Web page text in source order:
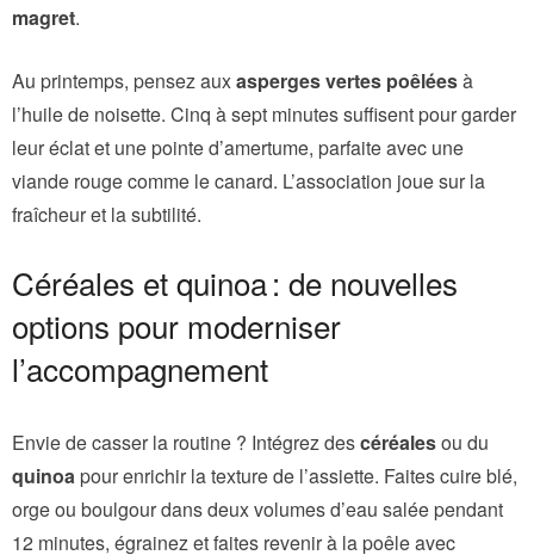
magret.
Au printemps, pensez auxasperges vertes poêléesà
l’huile de noisette. Cinq à sept minutes suffisent pour garder
leur éclat et une pointe d’amertume, parfaite avec une
viande rouge comme le canard. L’association joue sur la
fraîcheur et la subtilité.
Céréales et quinoa : de nouvelles
options pour moderniser
l’accompagnement
Envie de casser la routine ? Intégrez descéréalesou du
quinoa pour enrichir la texture de l’assiette. Faites cuire blé,
orge ou boulgour dans deux volumes d’eau salée pendant
12 minutes, égrainez et faites revenir à la poêle avec